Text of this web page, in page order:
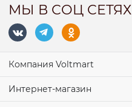
МЫ В СОЦ СЕТЯХ
Компания Voltmart
Интернет-магазин